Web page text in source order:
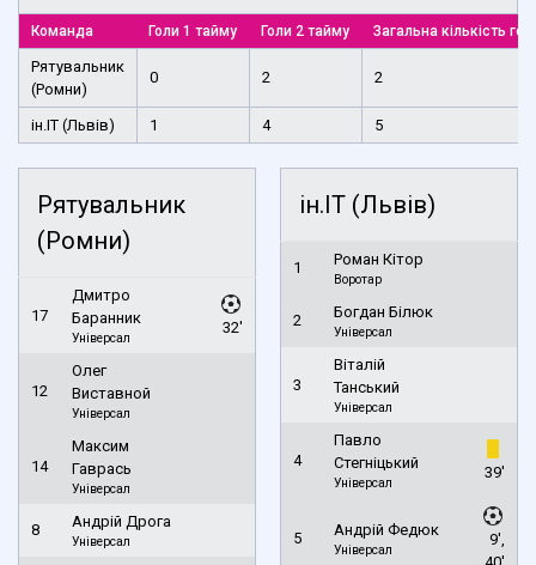
Команда Голи 1 тайму Голи 2 тайму Загальна кількість
Рятувальник
(Ромни)
0 2 2
ін.ІТ (Львів) 1 4 5
Рятувальник
(Ромни)
17
Дмитро
Баранник
Універсал
32'
12
Олег
Виставной
Універсал
14
Максим
Гаврась
Універсал
8 Андрій Дрога
Універсал
ін.ІТ (Львів)
1 Роман Кітор
Воротар
2 Богдан Білюк
Універсал
3
Віталій
Танський
Універсал
4
Павло
Стегніцький
Універсал
39'
5 Андрій Федюк
Універсал
9',